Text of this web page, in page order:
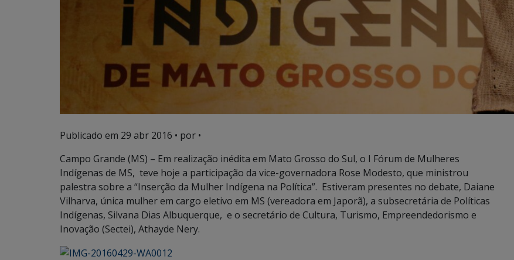
Publicado em 29 abr 2016 • por •
Campo Grande (MS) – Em realização inédita em Mato Grosso do Sul, o I Fórum de Mulheres
Indígenas de MS, teve hoje a participação da vice-governadora Rose Modesto, que ministrou
palestra sobre a “Inserção da Mulher Indígena na Política”. Estiveram presentes no debate, Daiane
Vilharva, única mulher em cargo eletivo em MS (vereadora em Japorã), a subsecretária de Políticas
Indígenas, Silvana Dias Albuquerque, e o secretário de Cultura, Turismo, Empreendedorismo e
Inovação (Sectei), Athayde Nery.